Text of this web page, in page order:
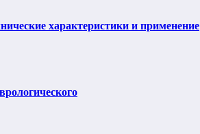
характеристики и применение